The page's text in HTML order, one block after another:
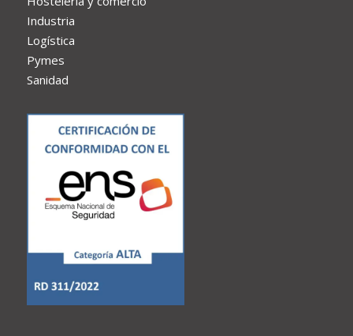
Industria
Logística
Pymes
Sanidad